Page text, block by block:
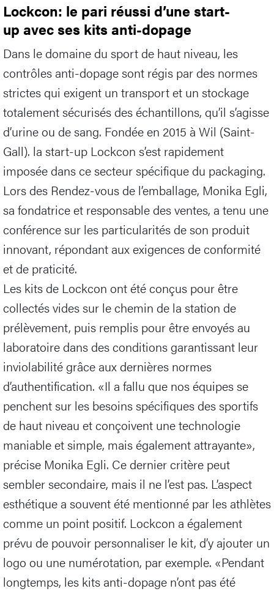
Lockcon: le pari réussi d’une start-
up avec ses kits anti-dopage
Dans le domaine du sport de haut niveau, les
contrôles anti-dopage sont régis par des normes
strictes qui exigent un transport et un stockage
totalement sécurisés des échantillons, qu’il s’agisse
d’urine ou de sang. Fondée en 2015 à Wil (Saint-
Gall). la start-up Lockcon s’est rapidement
imposée dans ce secteur spécifique du packaging.
Lors des Rendez-vous de l’emballage, Monika Egli,
sa fondatrice et responsable des ventes, a tenu une
conférence sur les particularités de son produit
innovant, répondant aux exigences de conformité
et de praticité.
Les kits de Lockcon ont été conçus pour être
collectés vides sur le chemin de la station de
prélèvement, puis remplis pour être envoyés au
laboratoire dans des conditions garantissant leur
inviolabilité grâce aux dernières normes
d’authentification. «Il a fallu que nos équipes se
penchent sur les besoins spécifiques des sportifs
de haut niveau et conçoivent une technologie
maniable et simple, mais également attrayante»,
précise Monika Egli. Ce dernier critère peut
sembler secondaire, mais il ne l’est pas. L’aspect
esthétique a souvent été mentionné par les athlètes
comme un point positif. Lockcon a également
prévu de pouvoir personnaliser le kit, d’y ajouter un
logo ou une numérotation, par exemple. «Pendant
longtemps, les kits anti-dopage n’ont pas été